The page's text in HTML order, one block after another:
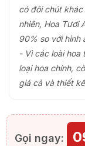
có đôi chút khác
nhiên, Hoa Tươi
90% so với hình
- Vì các loài hoa
loại hoa chính,
giá cả và thiết
Gọi ngay: